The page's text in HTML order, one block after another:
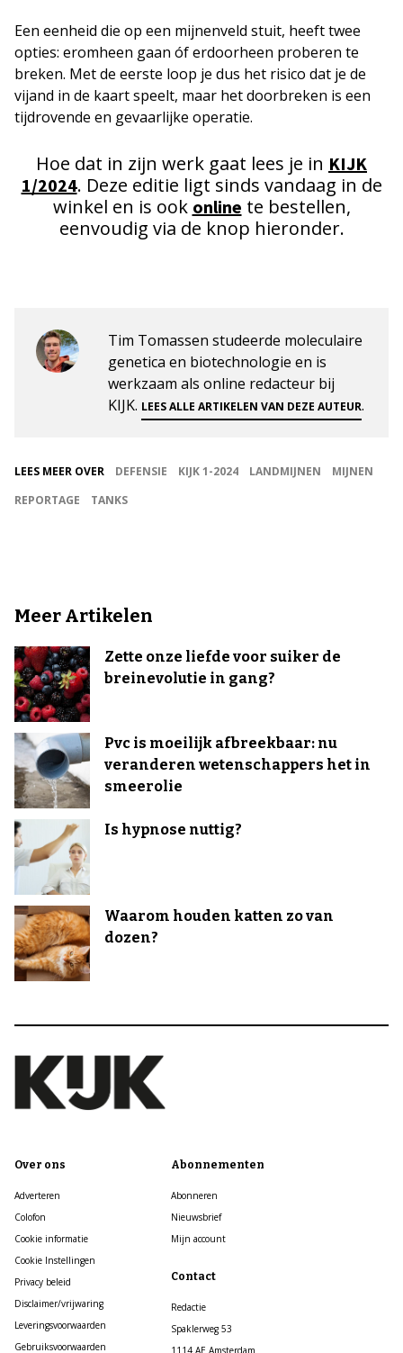
Een eenheid die op een mijnenveld stuit, heeft twee
opties: eromheen gaan óf erdoorheen proberen te
breken. Met de eerste loop je dus het risico dat je de
vijand in de kaart speelt, maar het doorbreken is een
tijdrovende en gevaarlijke operatie.
Hoe dat in zijn werk gaat lees je in KIJK
1/2024. Deze editie ligt sinds vandaag in de
winkel en is ook online te bestellen,
eenvoudig via de knop hieronder.
Tim Tomassen studeerde moleculaire
genetica en biotechnologie en is
werkzaam als online redacteur bij
KIJK. LEES ALLE ARTIKELEN VAN DEZE AUTEUR.
LEES MEER OVER DEFENSIE KIJK 1-2024 LANDMIJNEN
MIJNEN
REPORTAGE
TANKS
Meer Artikelen
Zette onze liefde voor suiker de
breinevolutie in gang?
Pvc is moeilijk afbreekbaar: nu
veranderen wetenschappers het in
smeerolie
Is hypnose nuttig?
Waarom houden katten zo van
dozen?
Over ons
Adverteren
Colofon
Cookie informatie
Cookie Instellingen
Privacy beleid
Disclaimer/vrijwaring
Leveringsvoorwaarden
Gebruiksvoorwaarden
Abonnementen
Abonneren
Nieuwsbrief
Mijn account
Contact
Redactie
Spaklerweg 53
1114 AE Amsterdam